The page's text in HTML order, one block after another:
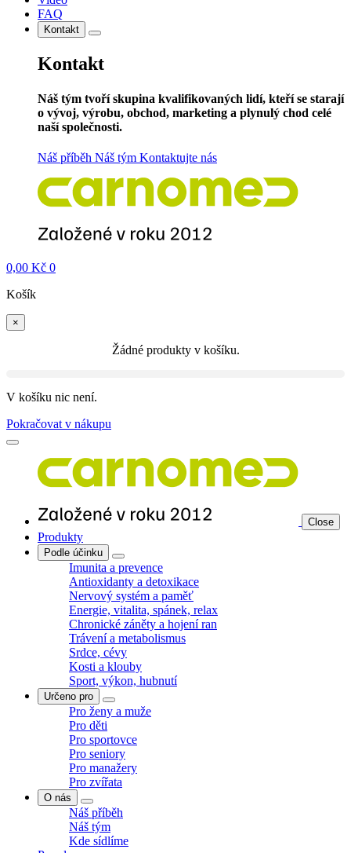
FAQ
Kontakt
Kontakt
Náš tým tvoří skupina kvalifikovaných lidí, kteří se starají
o vývoj, výrobu, obchod, marketing a plynulý chod celé
naší společnosti.
Náš příběh Náš tým Kontaktujte nás
0,00 Kč 0
Košík
×
Žádné produkty v košíku.
V košíku nic není.
Pokračovat v nákupu
Close
Produkty
Podle účinku
Imunita a prevence
Antioxidanty a detoxikace
Nervový systém a paměť
Energie, vitalita, spánek, relax
Chronické záněty a hojení ran
Trávení a metabolismus
Srdce, cévy
Kosti a klouby
Sport, výkon, hubnutí
Určeno pro
Pro ženy a muže
Pro děti
Pro sportovce
Pro seniory
Pro manažery
Pro zvířata
O nás
Náš příběh
Náš tým
Kde sídlíme